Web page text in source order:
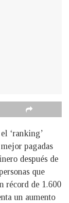
‘ranking’
pagadas
después de
que
récord de 1.600
un aumento